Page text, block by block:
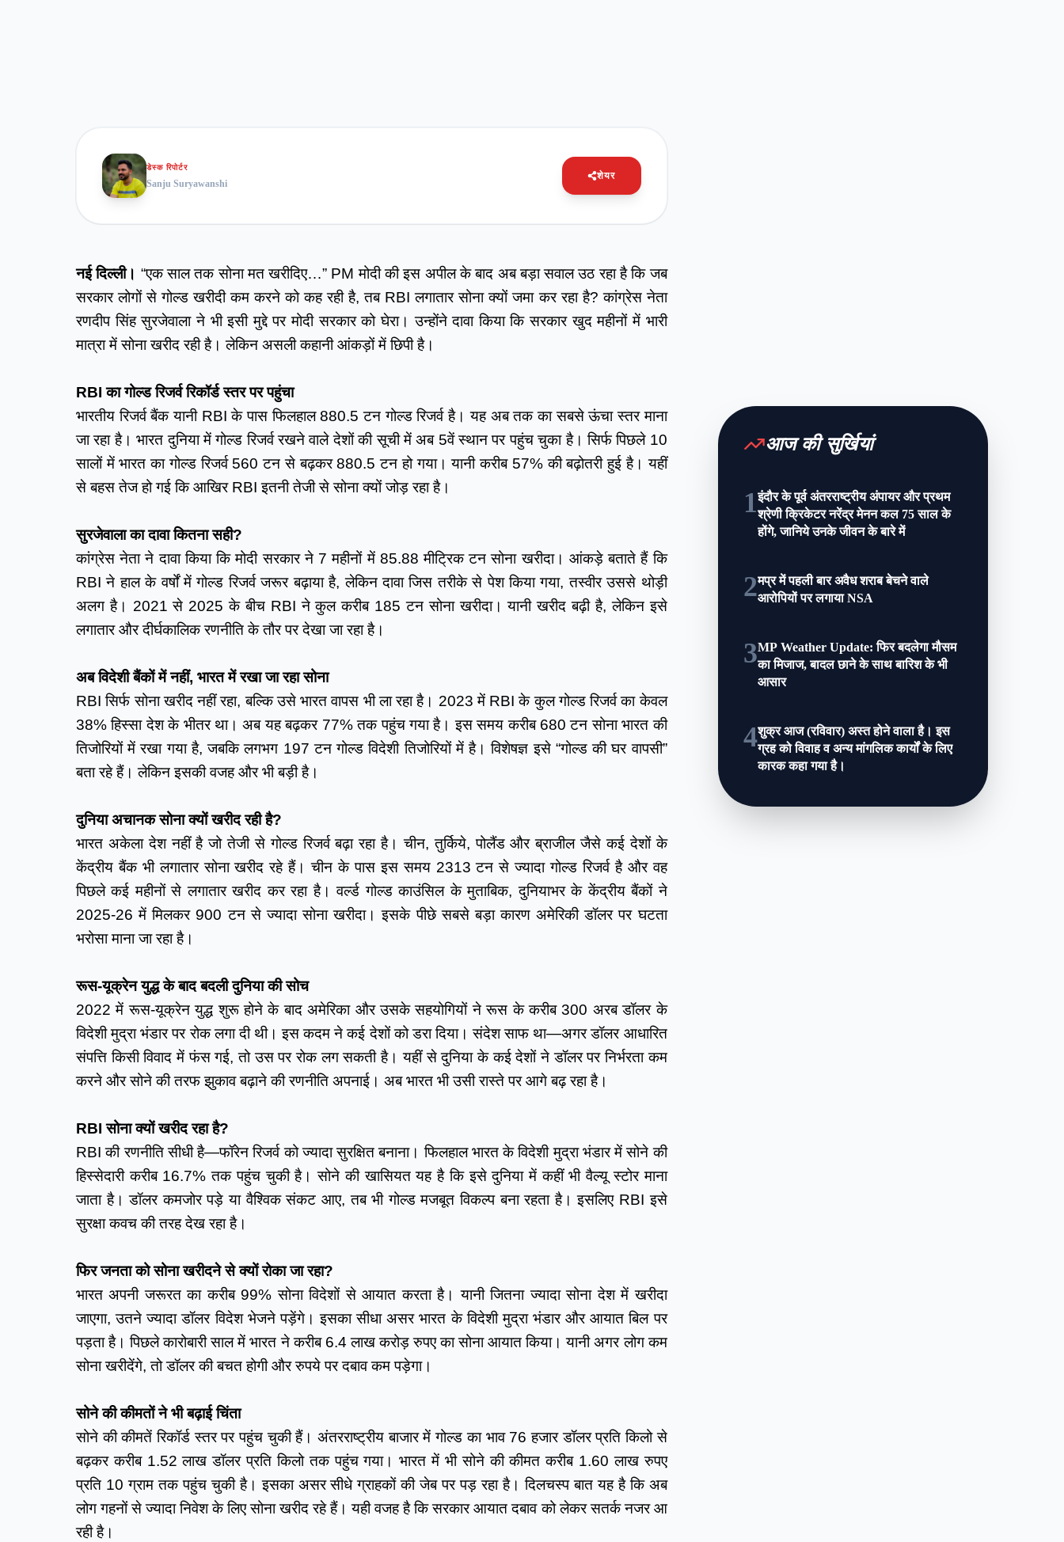
डेस्क रिपोर्टर
Sanju Suryawanshi
शेयर
नई दिल्ली। “एक साल तक सोना मत खरीदिए…” PM मोदी की इस अपील के बाद अब बड़ा सवाल उठ रहा है कि जब
सरकार लोगों से गोल्ड खरीदी कम करने को कह रही है, तब RBI लगातार सोना क्यों जमा कर रहा है? कांग्रेस नेता
रणदीप सिंह सुरजेवाला ने भी इसी मुद्दे पर मोदी सरकार को घेरा। उन्होंने दावा किया कि सरकार खुद महीनों में भारी
मात्रा में सोना खरीद रही है। लेकिन असली कहानी आंकड़ों में छिपी है।
RBI का गोल्ड रिजर्व रिकॉर्ड स्तर पर पहुंचा
भारतीय रिजर्व बैंक यानी RBI के पास फिलहाल 880.5 टन गोल्ड रिजर्व है। यह अब तक का सबसे ऊंचा स्तर माना
जा रहा है। भारत दुनिया में गोल्ड रिजर्व रखने वाले देशों की सूची में अब 5वें स्थान पर पहुंच चुका है। सिर्फ पिछले 10
सालों में भारत का गोल्ड रिजर्व 560 टन से बढ़कर 880.5 टन हो गया। यानी करीब 57% की बढ़ोतरी हुई है। यहीं
से बहस तेज हो गई कि आखिर RBI इतनी तेजी से सोना क्यों जोड़ रहा है।
सुरजेवाला का दावा कितना सही?
कांग्रेस नेता ने दावा किया कि मोदी सरकार ने 7 महीनों में 85.88 मीट्रिक टन सोना खरीदा। आंकड़े बताते हैं कि
RBI ने हाल के वर्षों में गोल्ड रिजर्व जरूर बढ़ाया है, लेकिन दावा जिस तरीके से पेश किया गया, तस्वीर उससे थोड़ी
अलग है। 2021 से 2025 के बीच RBI ने कुल करीब 185 टन सोना खरीदा। यानी खरीद बढ़ी है, लेकिन इसे
लगातार और दीर्घकालिक रणनीति के तौर पर देखा जा रहा है।
अब विदेशी बैंकों में नहीं, भारत में रखा जा रहा सोना
RBI सिर्फ सोना खरीद नहीं रहा, बल्कि उसे भारत वापस भी ला रहा है। 2023 में RBI के कुल गोल्ड रिजर्व का केवल
38% हिस्सा देश के भीतर था। अब यह बढ़कर 77% तक पहुंच गया है। इस समय करीब 680 टन सोना भारत की
तिजोरियों में रखा गया है, जबकि लगभग 197 टन गोल्ड विदेशी तिजोरियों में है। विशेषज्ञ इसे “गोल्ड की घर वापसी”
बता रहे हैं। लेकिन इसकी वजह और भी बड़ी है।
दुनिया अचानक सोना क्यों खरीद रही है?
भारत अकेला देश नहीं है जो तेजी से गोल्ड रिजर्व बढ़ा रहा है। चीन, तुर्किये, पोलैंड और ब्राजील जैसे कई देशों के
केंद्रीय बैंक भी लगातार सोना खरीद रहे हैं। चीन के पास इस समय 2313 टन से ज्यादा गोल्ड रिजर्व है और वह
पिछले कई महीनों से लगातार खरीद कर रहा है। वर्ल्ड गोल्ड काउंसिल के मुताबिक, दुनियाभर के केंद्रीय बैंकों ने
2025-26 में मिलकर 900 टन से ज्यादा सोना खरीदा। इसके पीछे सबसे बड़ा कारण अमेरिकी डॉलर पर घटता
भरोसा माना जा रहा है।
रूस-यूक्रेन युद्ध के बाद बदली दुनिया की सोच
2022 में रूस-यूक्रेन युद्ध शुरू होने के बाद अमेरिका और उसके सहयोगियों ने रूस के करीब 300 अरब डॉलर के
विदेशी मुद्रा भंडार पर रोक लगा दी थी। इस कदम ने कई देशों को डरा दिया। संदेश साफ था—अगर डॉलर आधारित
संपत्ति किसी विवाद में फंस गई, तो उस पर रोक लग सकती है। यहीं से दुनिया के कई देशों ने डॉलर पर निर्भरता कम
करने और सोने की तरफ झुकाव बढ़ाने की रणनीति अपनाई। अब भारत भी उसी रास्ते पर आगे बढ़ रहा है।
RBI सोना क्यों खरीद रहा है?
RBI की रणनीति सीधी है—फॉरेन रिजर्व को ज्यादा सुरक्षित बनाना। फिलहाल भारत के विदेशी मुद्रा भंडार में सोने की
हिस्सेदारी करीब 16.7% तक पहुंच चुकी है। सोने की खासियत यह है कि इसे दुनिया में कहीं भी वैल्यू स्टोर माना
जाता है। डॉलर कमजोर पड़े या वैश्विक संकट आए, तब भी गोल्ड मजबूत विकल्प बना रहता है। इसलिए RBI इसे
सुरक्षा कवच की तरह देख रहा है।
फिर जनता को सोना खरीदने से क्यों रोका जा रहा?
भारत अपनी जरूरत का करीब 99% सोना विदेशों से आयात करता है। यानी जितना ज्यादा सोना देश में खरीदा
जाएगा, उतने ज्यादा डॉलर विदेश भेजने पड़ेंगे। इसका सीधा असर भारत के विदेशी मुद्रा भंडार और आयात बिल पर
पड़ता है। पिछले कारोबारी साल में भारत ने करीब 6.4 लाख करोड़ रुपए का सोना आयात किया। यानी अगर लोग कम
सोना खरीदेंगे, तो डॉलर की बचत होगी और रुपये पर दबाव कम पड़ेगा।
सोने की कीमतों ने भी बढ़ाई चिंता
सोने की कीमतें रिकॉर्ड स्तर पर पहुंच चुकी हैं। अंतरराष्ट्रीय बाजार में गोल्ड का भाव 76 हजार डॉलर प्रति किलो से
बढ़कर करीब 1.52 लाख डॉलर प्रति किलो तक पहुंच गया। भारत में भी सोने की कीमत करीब 1.60 लाख रुपए
प्रति 10 ग्राम तक पहुंच चुकी है। इसका असर सीधे ग्राहकों की जेब पर पड़ रहा है। दिलचस्प बात यह है कि अब
लोग गहनों से ज्यादा निवेश के लिए सोना खरीद रहे हैं। यही वजह है कि सरकार आयात दबाव को लेकर सतर्क नजर आ
रही है।
आज की सुर्खियां
1इंदौर के पूर्व अंतरराष्ट्रीय अंपायर और प्रथम
श्रेणी क्रिकेटर नरेंद्र मेनन कल 75 साल के
होंगे, जानिये उनके जीवन के बारे में
2मप्र में पहली बार अवैध शराब बेचने वाले
आरोपियों पर लगाया NSA
3MP Weather Update: फ‍िर बदलेगा मौसम
का मिजाज, बादल छाने के साथ बारिश के भी
आसार
4शुक्र आज (रविवार) अस्त होने वाला है। इस
ग्रह को विवाह व अन्य मांगलिक कार्यों के लिए
कारक कहा गया है।